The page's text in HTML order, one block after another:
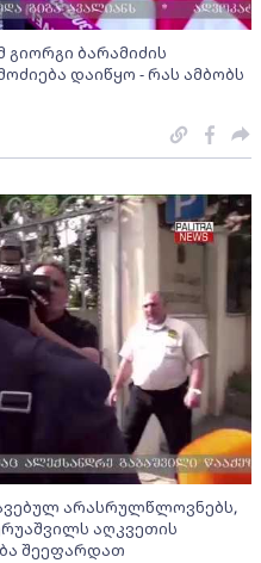
ბარამიძის
დაიწყო - რას ამბობს
არასრულწლოვნებს,
აღკვეთის
შეეფარდათ